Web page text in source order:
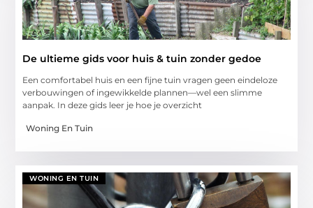
De ultieme gids voor huis & tuin zonder gedoe
Een comfortabel huis en een fijne tuin vragen geen eindeloze
verbouwingen of ingewikkelde plannen—wel een slimme
aanpak. In deze gids leer je hoe je overzicht
Woning En Tuin
WONING EN TUIN